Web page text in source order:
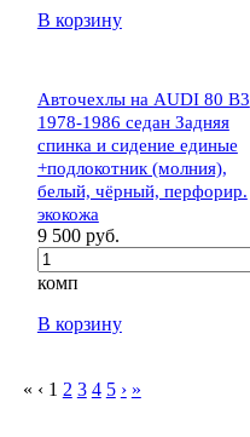
В корзину
Авточехлы на AUDI 80 В3
1978-1986 седан Задняя
спинка и сидение единые
+подлокотник (молния),
белый, чёрный, перфорир.
экокожа
9 500 руб.
комп
В корзину
« ‹ 1 2 3 4 5 › »